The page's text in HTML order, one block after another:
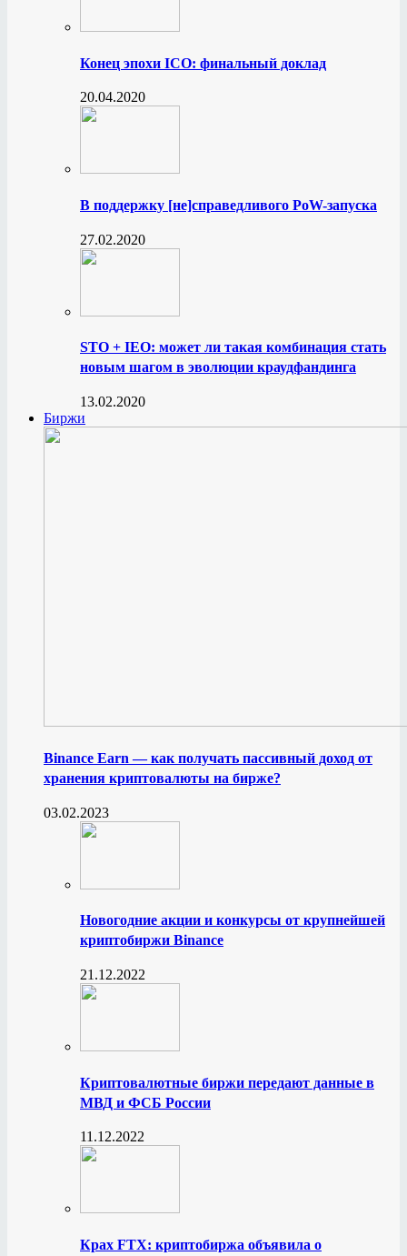
Конец эпохи ICO: финальный доклад
20.04.2020
В поддержку [не]справедливого PoW-запуска
27.02.2020
STO + IEO: может ли такая комбинация стать
новым шагом в эволюции краудфандинга
13.02.2020
Биржи
Binance Earn — как получать пассивный доход от
хранения криптовалюты на бирже?
03.02.2023
Новогодние акции и конкурсы от крупнейшей
криптобиржи Binance
21.12.2022
Криптовалютные биржи передают данные в
МВД и ФСБ России
11.12.2022
Крах FTX: криптобиржа объявила о